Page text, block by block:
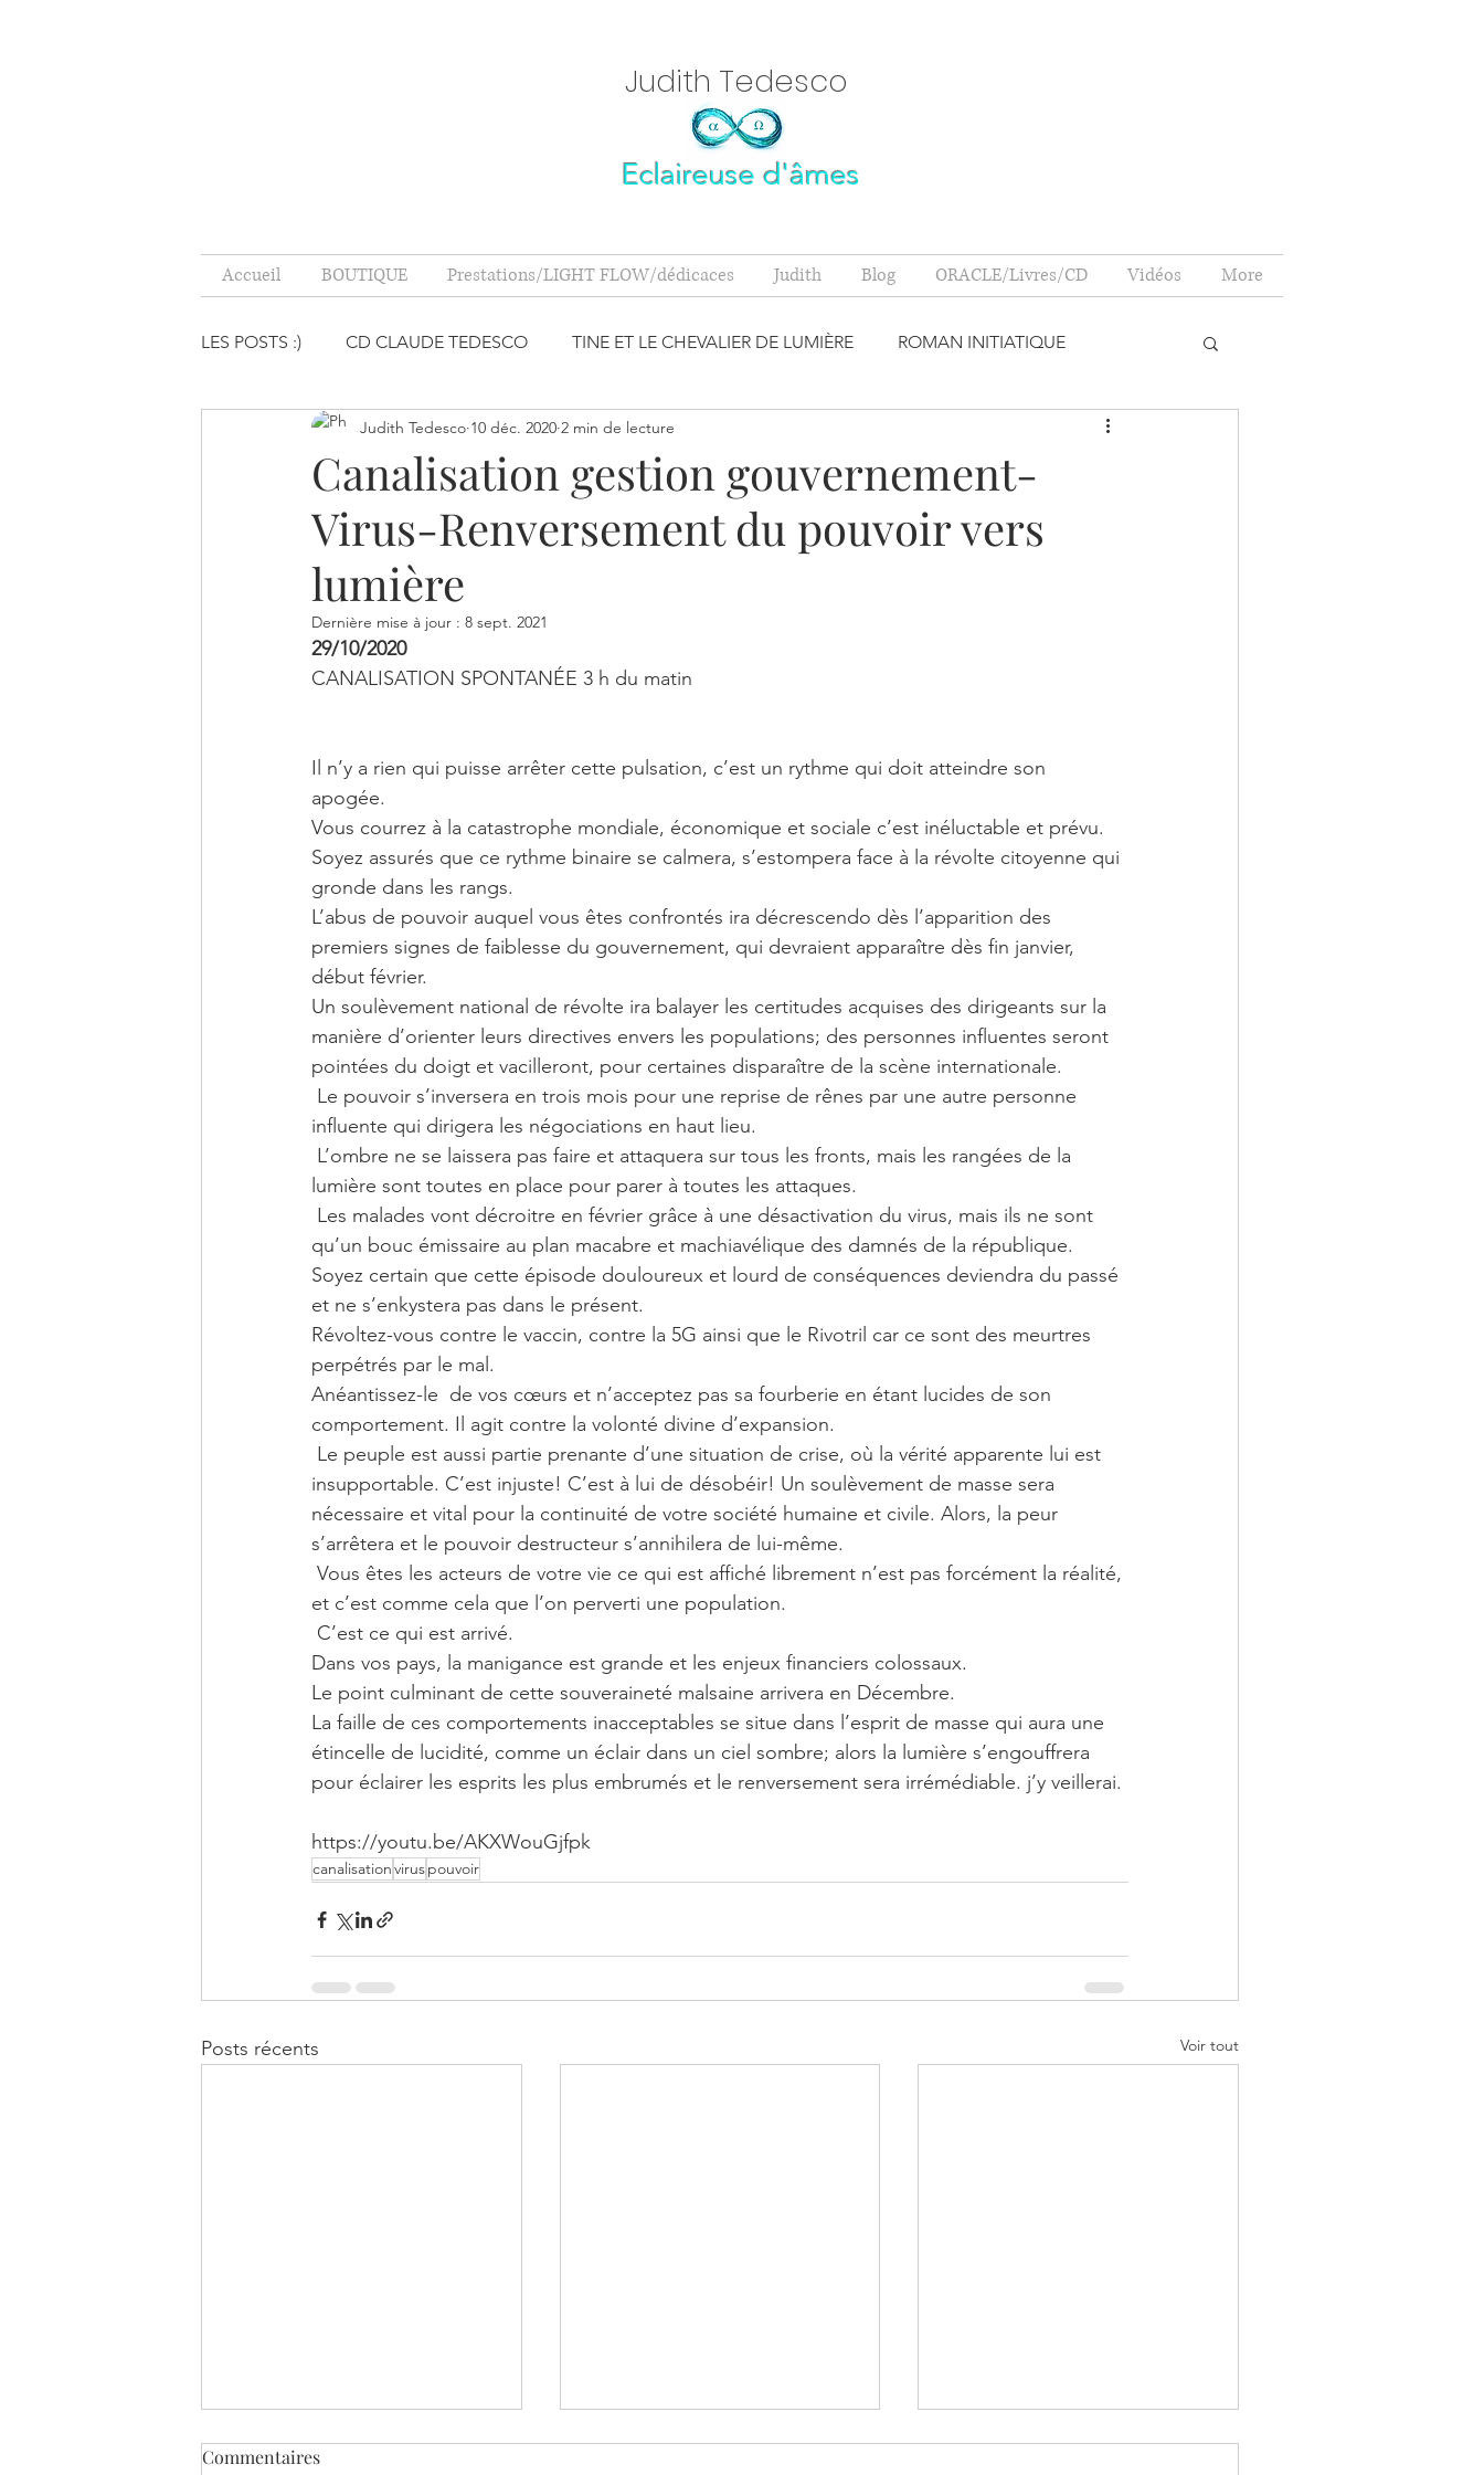
Judith Tedesco
Eclaireuse d'âmes
Accueil BOUTIQUE Prestations/LIGHT FLOW/dédicaces Judith Blog ORACLE/Livres/CD Vidéos More
LES POSTS :) CD CLAUDE TEDESCO TINE ET LE CHEVALIER DE LUMIÈRE ROMAN INITIATIQUE
PENSÉES INDUITES, CE QU'ILS M'ONT D MINÉRAUX
MINÉRAUX CITATION ENSEIGNEMENT SPIRITUEL VIDEOS PENSÉES INDUITES, CE QU'ILS M'ONT D
TINE ET LE CHEVALIER DE LUMIÈRE
Canalisation gestion gouvernement-
Virus-Renversement du pouvoir vers
lumière
Judith Tedesco 10 déc. 2020 2 min de lecture
Dernière mise à jour : 8 sept. 2021
29/10/2020
CANALISATION SPONTANÉE 3 h du matin
Il n’y a rien qui puisse arrêter cette pulsation, c’est un rythme qui doit atteindre son
apogée.
Vous courrez à la catastrophe mondiale, économique et sociale c’est inéluctable et prévu.
Soyez assurés que ce rythme binaire se calmera, s’estompera face à la révolte citoyenne qui
gronde dans les rangs.
L’abus de pouvoir auquel vous êtes confrontés ira décrescendo dès l’apparition des
premiers signes de faiblesse du gouvernement, qui devraient apparaître dès fin janvier,
début février.
Un soulèvement national de révolte ira balayer les certitudes acquises des dirigeants sur la
manière d’orienter leurs directives envers les populations; des personnes influentes seront
pointées du doigt et vacilleront, pour certaines disparaître de la scène internationale.
influente qui dirigera les négociations en haut lieu.
lumière sont toutes en place pour parer à toutes les attaques.
qu’un bouc émissaire au plan macabre et machiavélique des damnés de la république.
Soyez certain que cette épisode douloureux et lourd de conséquences deviendra du passé
et ne s’enkystera pas dans le présent.
Révoltez-vous contre le vaccin, contre la 5G ainsi que le Rivotril car ce sont des meurtres
perpétrés par le mal.
Anéantissez-le  de vos cœurs et n’acceptez pas sa fourberie en étant lucides de son
comportement. Il agit contre la volonté divine d’expansion.
insupportable. C’est injuste! C’est à lui de désobéir! Un soulèvement de masse sera
nécessaire et vital pour la continuité de votre société humaine et civile. Alors, la peur
s’arrêtera et le pouvoir destructeur s’annihilera de lui-même.
et c’est comme cela que l’on perverti une population.
C’est ce qui est arrivé.
Dans vos pays, la manigance est grande et les enjeux financiers colossaux.
Le point culminant de cette souveraineté malsaine arrivera en Décembre.
La faille de ces comportements inacceptables se situe dans l’esprit de masse qui aura une
étincelle de lucidité, comme un éclair dans un ciel sombre; alors la lumière s’engouffrera
pour éclairer les esprits les plus embrumés et le renversement sera irrémédiable. j’y veillerai.
https://youtu.be/AKXWouGjfpk
canalisationviruspouvoir
Posts récents Voir tout
Commentaires